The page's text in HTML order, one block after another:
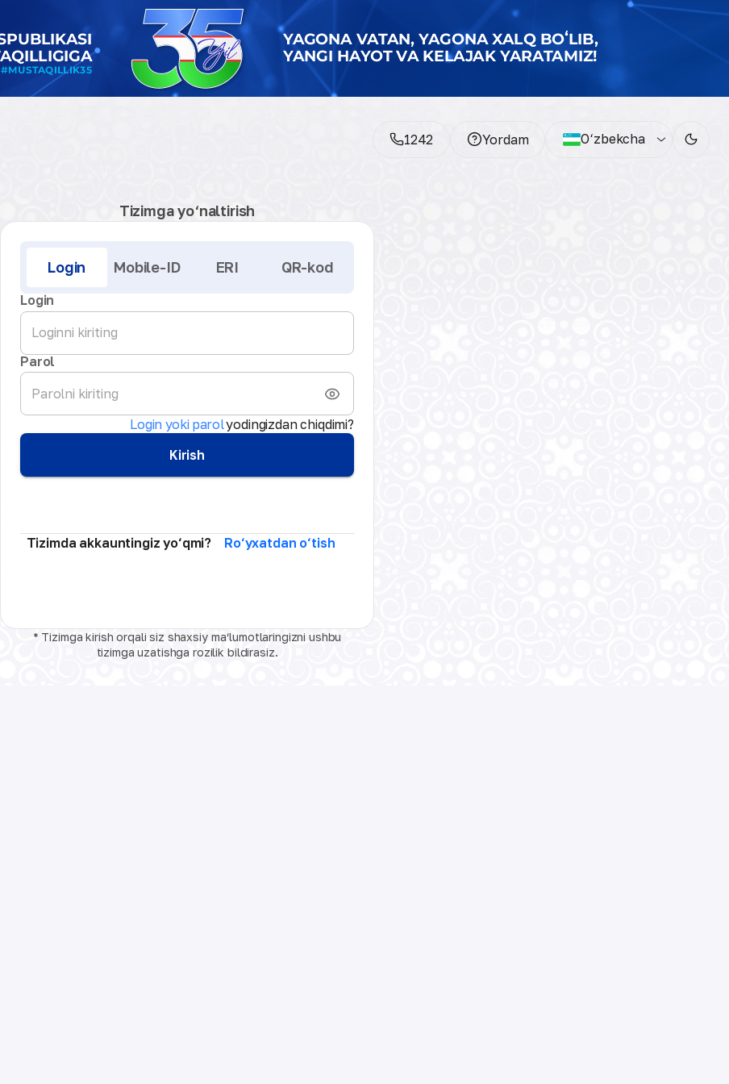
1242 Yordam O‘zbekcha
Tizimga yo‘naltirish
Kirish
Login Mobile-ID ERI QR-kod
Login
Parol
Login yoki parolyodingizdan chiqdimi?
Kirish
Tizimda akkauntingiz yo‘qmi? Ro‘yxatdan o‘tish
* Tizimga kirish orqali siz shaxsiy ma‘lumotlaringizni ushbu
tizimga uzatishga rozilik bildirasiz.